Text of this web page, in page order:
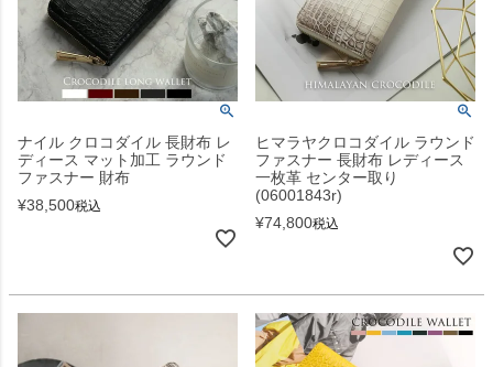
ナイル クロコダイル 長財布 レ
ディース マット加工 ラウンド
ファスナー 財布
¥38,500税込
ヒマラヤクロコダイル ラウンド
ファスナー 長財布 レディース
一枚革 センター取り
(06001843r)
¥74,800税込